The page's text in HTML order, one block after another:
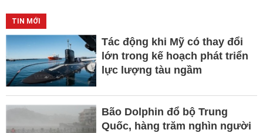
TIN MỚI
Tác động khi Mỹ có thay đổi
lớn trong kế hoạch phát triển
lực lượng tàu ngầm
Bão Dolphin đổ bộ Trung
Quốc, hàng trăm nghìn người